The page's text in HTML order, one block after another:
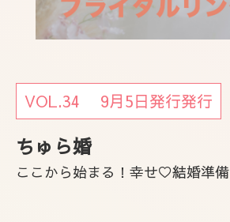
VOL.34 9月5日発行発行
ちゅら婚
ここから始まる！幸せ♡結婚準備